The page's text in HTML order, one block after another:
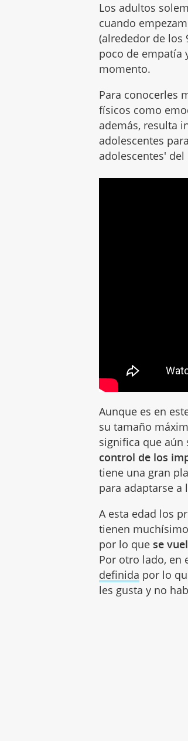
Los adultos
cuando
(alrededor de los
poco de empatía
momento.
Para conocerles
físicos como
además, resulta
adolescentes
adolescentes'
Aunque es en
su tamaño
significa que
control de los
tiene una gran
para adaptarse a
A esta edad los
tienen
por lo quese
Por otro lado, en
definida por lo
les gusta y no